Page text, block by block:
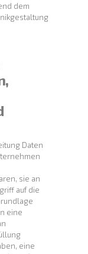
dem
Daten
sie an
auf die
eine
eine